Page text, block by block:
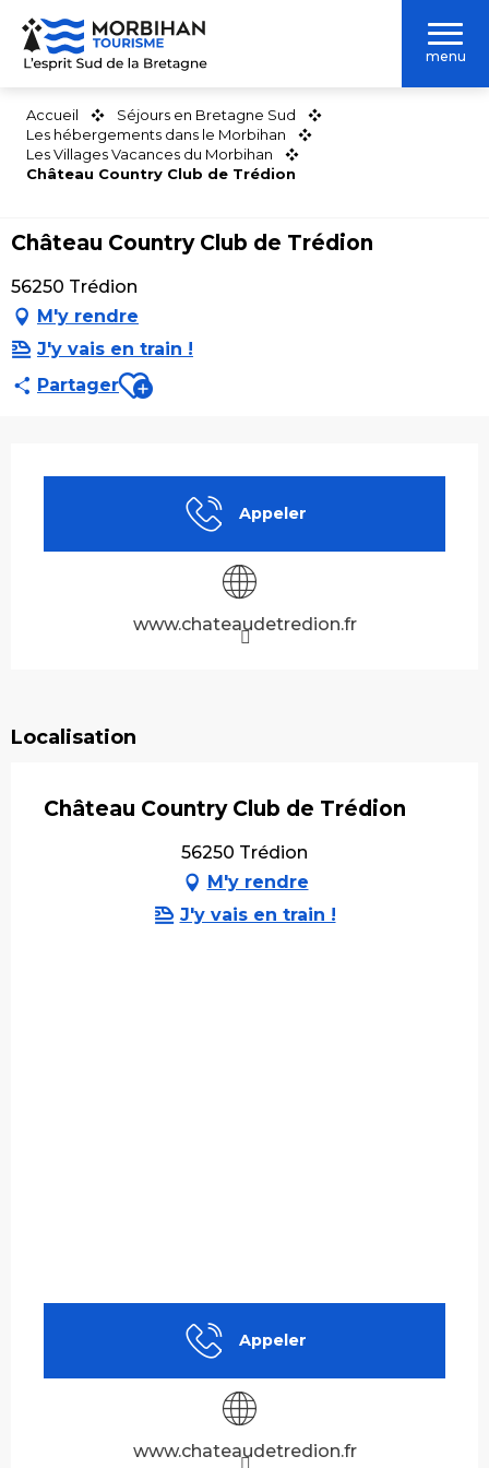
Aller
contenu
menu
Accueil
Séjours en Bretagne Sud
Les hébergements dans le Morbihan
Les Villages Vacances du Morbihan
Château Country Club de Trédion
Château Country Club de Trédion
56250 Trédion
M'y rendre
J'y vais en train !
PartagerAjouter aux favoris
Appeler
www.chateaudetredion.fr
Localisation
Château Country Club de Trédion
56250 Trédion
M'y rendre
J'y vais en train !
Appeler
www.chateaudetredion.fr